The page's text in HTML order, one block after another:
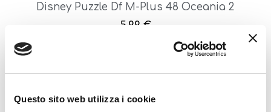
Questo sito web utilizza i cookie
Disney Puzzle Df M-Plus 48 Oceania 2
5,99 €
Aggiungi al carrello